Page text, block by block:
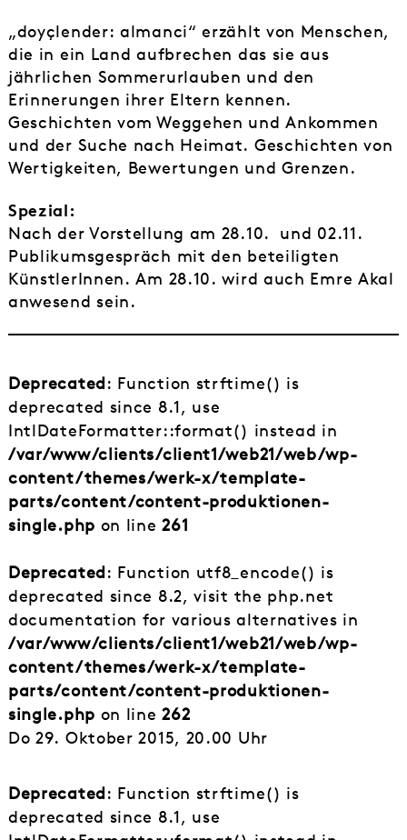
„doyçlender: almanci“ erzählt von Menschen,
die in ein Land aufbrechen das sie aus
jährlichen Sommerurlauben und den
Erinnerungen ihrer Eltern kennen.
Geschichten vom Weggehen und Ankommen
und der Suche nach Heimat. Geschichten von
Wertigkeiten, Bewertungen und Grenzen.
Spezial:
Nach der Vorstellung am 28.10. und 02.11.
Publikumsgespräch mit den beteiligten
KünstlerInnen. Am 28.10. wird auch Emre Akal
anwesend sein.
Deprecated: Function strftime() is
deprecated since 8.1, use
IntlDateFormatter::format() instead in
/var/www/clients/client1/web21/web/wp-
content/themes/werk-x/template-
parts/content/content-produktionen-
single.php on line261
Deprecated: Function utf8_encode() is
deprecated since 8.2, visit the php.net
documentation for various alternatives in
/var/www/clients/client1/web21/web/wp-
content/themes/werk-x/template-
parts/content/content-produktionen-
single.php on line262
Do 29. Oktober 2015, 20.00 Uhr
Deprecated: Function strftime() is
deprecated since 8.1, use